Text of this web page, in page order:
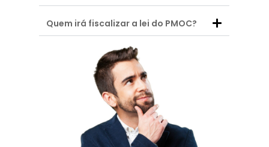
Quem irá fiscalizar a lei do PMOC?